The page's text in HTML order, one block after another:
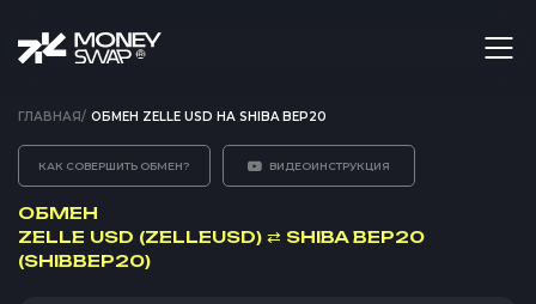
ГЛАВНАЯ/ ОБМЕН ZELLE USD НА SHIBA BEP20
КАК СОВЕРШИТЬ ОБМЕН? ВИДЕОИНСТРУКЦИЯ
ОБМЕН
ZELLE USD (ZELLEUSD) ⇄ SHIBA BEP20
(SHIBBEP20)